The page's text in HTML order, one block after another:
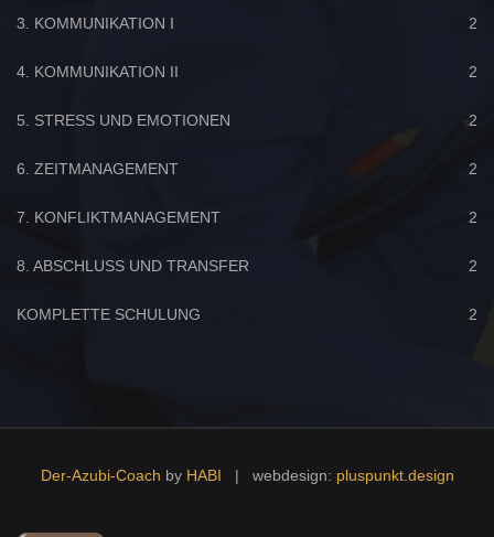
3. KOMMUNIKATION I 2
4. KOMMUNIKATION II 2
5. STRESS UND EMOTIONEN 2
6. ZEITMANAGEMENT 2
7. KONFLIKTMANAGEMENT 2
8. ABSCHLUSS UND TRANSFER 2
KOMPLETTE SCHULUNG 2
Der-Azubi-Coach by HABI | webdesign: pluspunkt.design